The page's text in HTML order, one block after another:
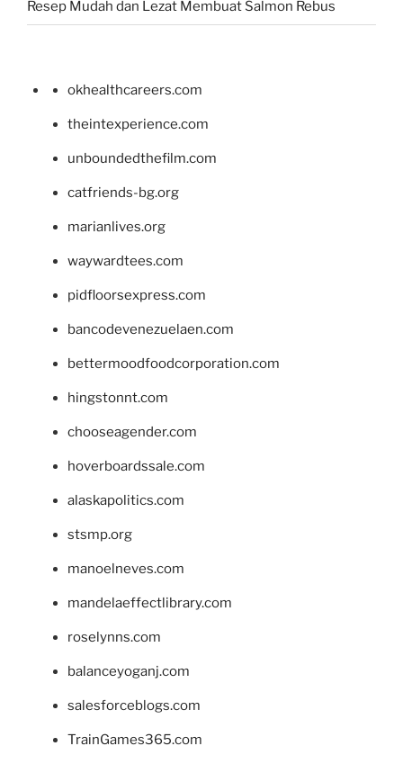
Resep Mudah dan Lezat Membuat Salmon Rebus
okhealthcareers.com
theintexperience.com
unboundedthefilm.com
catfriends-bg.org
marianlives.org
waywardtees.com
pidfloorsexpress.com
bancodevenezuelaen.com
bettermoodfoodcorporation.com
hingstonnt.com
chooseagender.com
hoverboardssale.com
alaskapolitics.com
stsmp.org
manoelneves.com
mandelaeffectlibrary.com
roselynns.com
balanceyoganj.com
salesforceblogs.com
TrainGames365.com